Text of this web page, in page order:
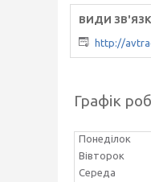
http://
Графік
Понеділок
Вівторок
Середа